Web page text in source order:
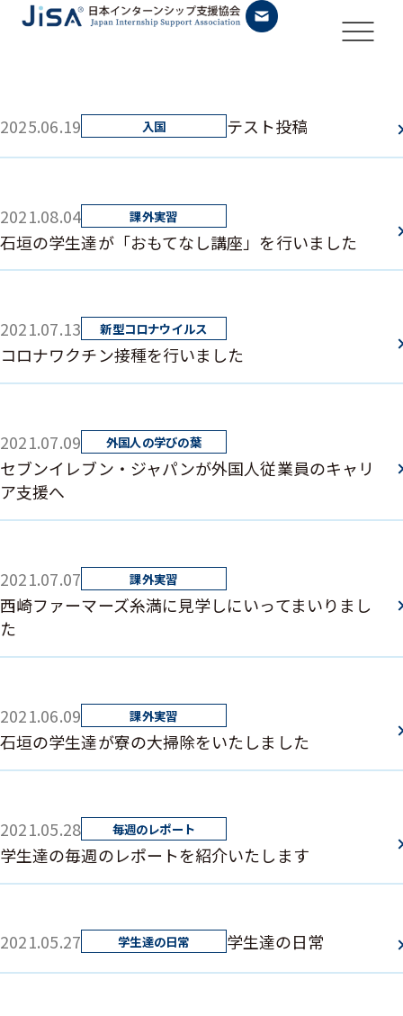
2025.06.19 テスト投稿
2021.08.04
石垣の学生達が「おもてなし講座」を行いました
2021.07.13
コロナワクチン接種を行いました
2021.07.09
セブンイレブン・ジャパンが外国人従業員のキャリ
ア支援へ
2021.07.07
西崎ファーマーズ糸満に見学しにいってまいりまし
た
2021.06.09
石垣の学生達が寮の大掃除をいたしました
2021.05.28
学生達の毎週のレポートを紹介いたします
2021.05.27 学生達の日常